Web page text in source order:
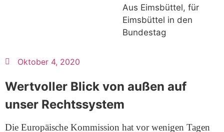
Aus Eimsbüttel, für
Eimsbüttel in den
Bundestag
Oktober 4, 2020
Wertvoller Blick von außen auf
unser Rechtssystem
Die Europäische Kommission hat vor wenigen Tagen